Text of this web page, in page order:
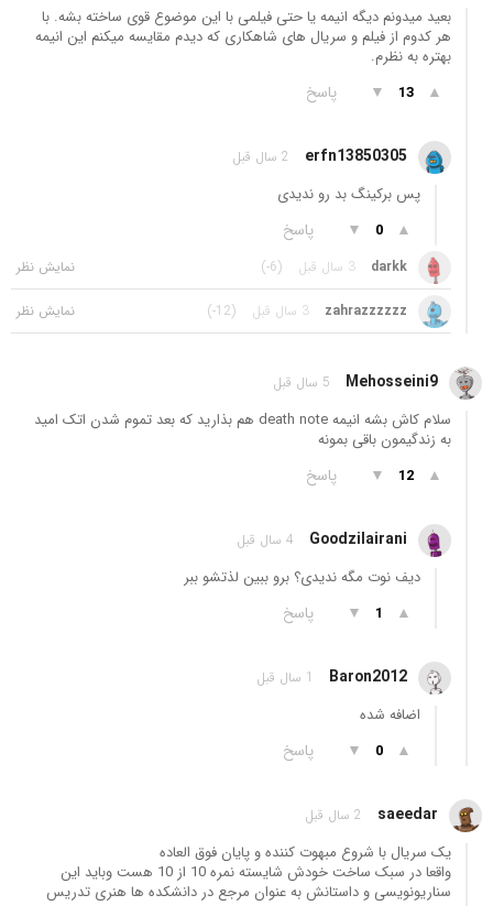
بعید میدونم دیگه انیمه یا حتی فیلمی با این موضوع قوی ساخته بشه. با
هر کدوم از فیلم و سریال های شاهکاری که دیدم مقایسه میکنم این انیمه
بهتره به نظرم.
▲
13
▼ پاسخ
erfn13850305 2 سال قبل
پس برکینگ بد رو ندیدی
▲
0
▼ پاسخ
darkk 3 سال قبل (-6)
zahrazzzzzz 3 سال قبل (-12)
Mehosseini9 5 سال قبل
سلام کاش بشه انیمه death note هم بذارید که بعد تموم شدن اتک امید
به زندگیمون باقی بمونه
▲
12
▼ پاسخ
Goodzilairani 4 سال قبل
دیف نوت مگه ندیدی؟ برو ببین لذتشو ببر
▲
1
▼ پاسخ
Baron2012 1 سال قبل
اضافه شده
▲
0
▼ پاسخ
saeedar 2 سال قبل
یک سریال با شروع مبهوت کننده و پایان فوق العاده
واقعا در سبک ساخت خودش شایسته نمره 10 از 10 هست وباید این
سناریونویسی و داستانش به عنوان مرجع در دانشکده ها هنری تدریس